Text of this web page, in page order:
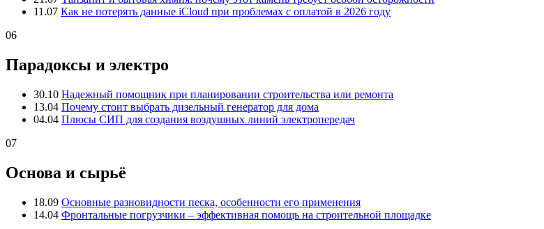
11.07 Как не потерять данные iCloud при проблемах с оплатой в 2026 году
06
Парадоксы и электро
30.10 Надежный помощник при планировании строительства или ремонта
13.04 Почему стоит выбрать дизельный генератор для дома
04.04 Плюсы СИП для создания воздушных линий электропередач
07
Основа и сырьё
18.09 Основные разновидности песка, особенности его применения
14.04 Фронтальные погрузчики – эффективная помощь на строительной площадке